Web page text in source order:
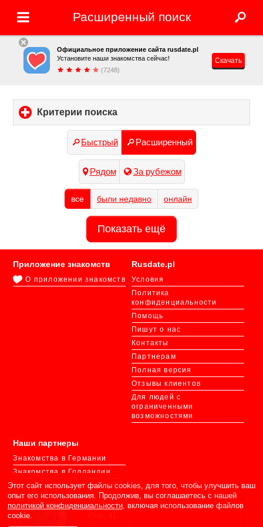
Расширенный поиск
Официальное приложение сайта rusdate.pl
Установите наши знакомства сейчас!
(7248)
Скачать
Критерии поиска
to
contents
Быстрый Расширенный
Рядом За рубежом
все были недавно онлайн
Показать ещё
Rusdate.pl
Условия
Политика
конфиденциальности
Помощь
Пишут о нас
Контакты
Партнерам
Полная версия
Отзывы клиентов
Для людей с
ограниченными
возможностями
Приложение знакомств
О приложении знакомств
Наши партнеры
Знакомства в Германии
Знакомства в Голландии
Знакомства в Украине
Знакомства в СНГ
Этот сайт использует файлы cookies, для того, чтобы улучшить ваш
опыт его использования. Продолжив, вы соглашаетесь с нашей
политикой конфиденциальности, включая использование файлов
cookie.
×
зашла на сайт